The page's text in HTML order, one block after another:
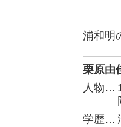
浦和明
栗原由
人物…
学歴…